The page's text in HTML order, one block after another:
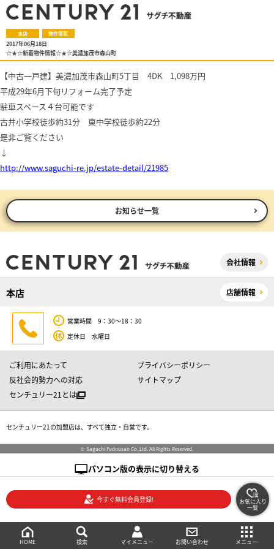
本店 物件情報
2017年06月18日
☆★☆新着物件情報☆★☆美濃加茂市森山町
【中古一戸建】美濃加茂市森山町5丁目 4DK 1,098万円
平成29年6月下旬リフォーム完了予定
駐車スペース４台可能です
古井小学校徒歩約31分 東中学校徒歩約22分
是非ご覧ください
↓
http://www.saguchi-re.jp/estate-detail/21985
お知らせ一覧
会社情報
本店 店舗情報
営業時間 9：30～18：30
定休日 水曜日
ご利用にあたって
プライバシーポリシー
反社会的勢力への対応
サイトマップ
センチュリー21とは
センチュリー21の加盟店は、すべて独立・自営です。
© Saguchi Fudousan Co.,Ltd. All Rights Reserved.
パソコン版の表示に切り替える
HOME 検索 マイメニュー お問い合わせ メニュー
今すぐ無料会員登録! お気に入り
一覧
絞り込み検索
メニュー
ご相談・お問い合わせ